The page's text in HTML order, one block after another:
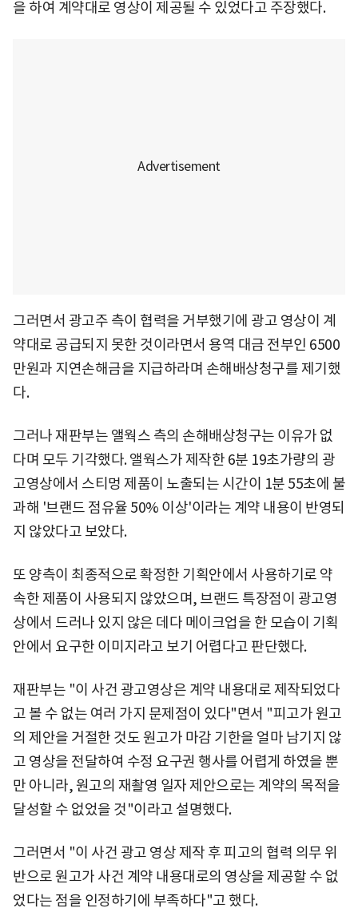
을 하여 계약대로 영상이 제공될 수 있었다고 주장했다.
그러면서 광고주 측이 협력을 거부했기에 광고 영상이 계
약대로 공급되지 못한 것이라면서 용역 대금 전부인 6500
만원과 지연손해금을 지급하라며 손해배상청구를 제기했
다.
그러나 재판부는 앨웍스 측의 손해배상청구는 이유가 없
다며 모두 기각했다. 앨웍스가 제작한 6분 19초가량의 광
고영상에서 스티멍 제품이 노출되는 시간이 1분 55초에 불
과해 '브랜드 점유율 50% 이상'이라는 계약 내용이 반영되
지 않았다고 보았다.
또 양측이 최종적으로 확정한 기획안에서 사용하기로 약
속한 제품이 사용되지 않았으며, 브랜드 특장점이 광고영
상에서 드러나 있지 않은 데다 메이크업을 한 모습이 기획
안에서 요구한 이미지라고 보기 어렵다고 판단했다.
재판부는 "이 사건 광고영상은 계약 내용대로 제작되었다
고 볼 수 없는 여러 가지 문제점이 있다"면서 "피고가 원고
의 제안을 거절한 것도 원고가 마감 기한을 얼마 남기지 않
고 영상을 전달하여 수정 요구권 행사를 어렵게 하였을 뿐
만 아니라, 원고의 재촬영 일자 제안으로는 계약의 목적을
달성할 수 없었을 것"이라고 설명했다.
그러면서 "이 사건 광고 영상 제작 후 피고의 협력 의무 위
반으로 원고가 사건 계약 내용대로의 영상을 제공할 수 없
었다는 점을 인정하기에 부족하다"고 했다.